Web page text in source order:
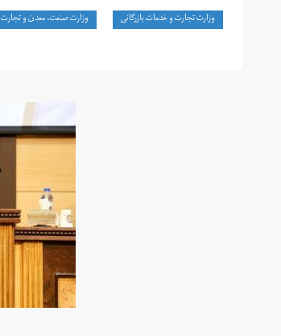
وزارت تجارت و خدمات بازرگانی وزارت صنعت، معدن و تجارت